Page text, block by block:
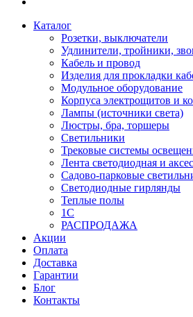
Каталог
Розетки, выключатели
Удлинители, тройники,
Кабель и провод
Изделия для прокладки
Модульное оборудование
Корпуса электрощитов и
Лампы (источники света)
Люстры, бра, торшеры
Светильники
Трековые системы
Лента светодиодная и
Садово-парковые
Светодиодные гирлянды
Теплые полы
1С
РАСПРОДАЖА
Акции
Оплата
Доставка
Гарантии
Блог
Контакты